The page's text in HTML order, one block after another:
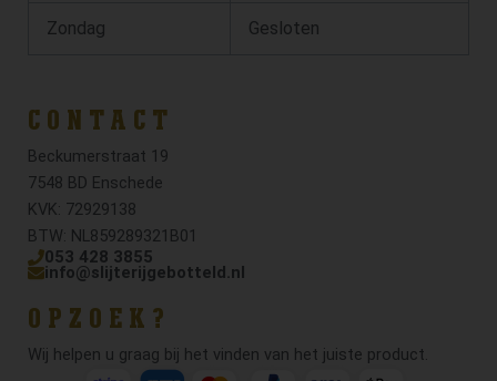
Zondag Gesloten
CONTACT
Beckumerstraat 19
7548 BD Enschede
KVK: 72929138
BTW: NL859289321B01
053 428 3855
info@slijterijgebotteld.nl
OPZOEK?
Wij helpen u graag bij het vinden van het juiste product.